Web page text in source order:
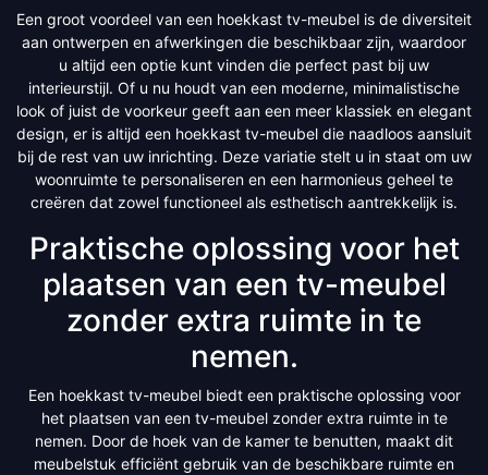
Een groot voordeel van een hoekkast tv-meubel is de diversiteit
aan ontwerpen en afwerkingen die beschikbaar zijn, waardoor
u altijd een optie kunt vinden die perfect past bij uw
interieurstijl. Of u nu houdt van een moderne, minimalistische
look of juist de voorkeur geeft aan een meer klassiek en elegant
design, er is altijd een hoekkast tv-meubel die naadloos aansluit
bij de rest van uw inrichting. Deze variatie stelt u in staat om uw
woonruimte te personaliseren en een harmonieus geheel te
creëren dat zowel functioneel als esthetisch aantrekkelijk is.
Praktische oplossing voor het
plaatsen van een tv-meubel
zonder extra ruimte in te
nemen.
Een hoekkast tv-meubel biedt een praktische oplossing voor
het plaatsen van een tv-meubel zonder extra ruimte in te
nemen. Door de hoek van de kamer te benutten, maakt dit
meubelstuk efficiënt gebruik van de beschikbare ruimte en